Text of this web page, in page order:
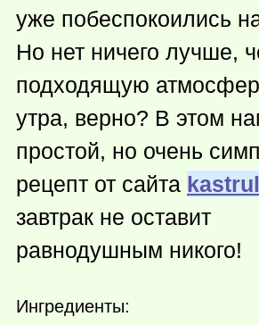
уже побеспокоились
Но нет ничего лучше,
подходящую
утра, верно? В этом
простой, но очень
рецепт от сайта
завтрак не оставит
равнодушным никого!
Ингредиенты: